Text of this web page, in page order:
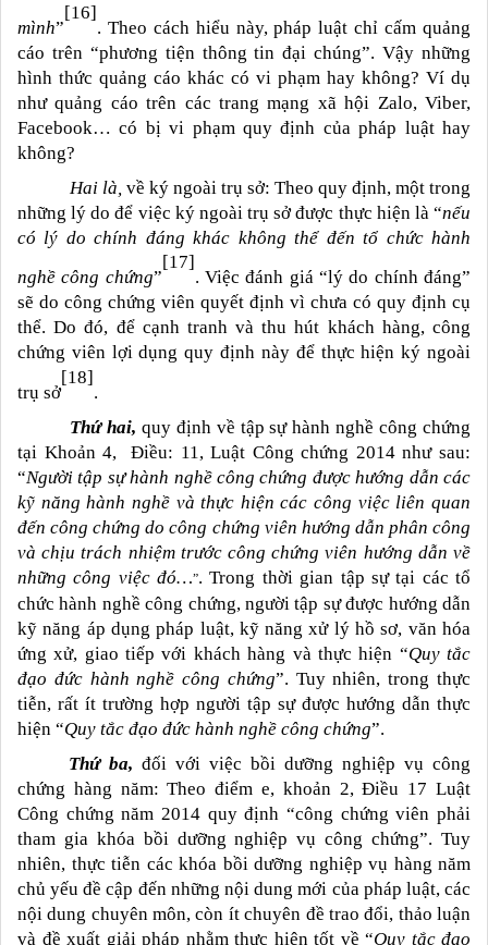
mình”
[16]
. Theo cách hiểu này, pháp luật chỉ cấm quảng
cáo trên “phương tiện thông tin đại chúng”. Vậy những
hình thức quảng cáo khác có vi phạm hay không? Ví dụ
như quảng cáo trên các trang mạng xã hội Zalo, Viber,
Facebook… có bị vi phạm quy định của pháp luật hay
không?
Hai là, về ký ngoài trụ sở: Theo quy định, một trong
những lý do để việc ký ngoài trụ sở được thực hiện là “nếu
có lý do chính đáng khác không thể đến tổ chức hành
nghề công chứng”
[17]
. Việc đánh giá “lý do chính đáng”
sẽ do công chứng viên quyết định vì chưa có quy định cụ
thể. Do đó, để cạnh tranh và thu hút khách hàng, công
chứng viên lợi dụng quy định này để thực hiện ký ngoài
trụ sở
[18]
.
Thứ hai, quy định về tập sự hành nghề công chứng
tại Khoản 4, Điều: 11, Luật Công chứng 2014 như sau:
“Người tập sự hành nghề công chứng được hướng dẫn các
kỹ năng hành nghề và thực hiện các công việc liên quan
đến công chứng do công chứng viên hướng dẫn phân công
và chịu trách nhiệm trước công chứng viên hướng dẫn về
những công việc đó…”. Trong thời gian tập sự tại các tổ
chức hành nghề công chứng, người tập sự được hướng dẫn
kỹ năng áp dụng pháp luật, kỹ năng xử lý hồ sơ, văn hóa
ứng xử, giao tiếp với khách hàng và thực hiện “Quy tắc
đạo đức hành nghề công chứng”. Tuy nhiên, trong thực
tiễn, rất ít trường hợp người tập sự được hướng dẫn thực
hiện “Quy tắc đạo đức hành nghề công chứng”.
Thứ ba,đối với việc bồi dưỡng nghiệp vụ công
chứng hàng năm: Theo điểm e, khoản 2, Điều 17 Luật
Công chứng năm 2014 quy định “công chứng viên phải
tham gia khóa bồi dưỡng nghiệp vụ công chứng”. Tuy
nhiên, thực tiễn các khóa bồi dưỡng nghiệp vụ hàng năm
chủ yếu đề cập đến những nội dung mới của pháp luật, các
nội dung chuyên môn, còn ít chuyên đề trao đổi, thảo luận
và đề xuất giải pháp nhằm thực hiện tốt về “Quy tắc đạo